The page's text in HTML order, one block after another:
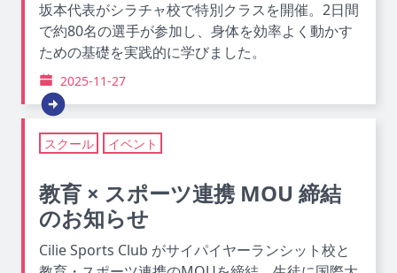
坂本代表がシラチャ校で特別クラスを開催。2日間
で約80名の選手が参加し、身体を効率よく動かす
ための基礎を実践的に学びました。
2025-11-27
スクール イベント
教育 × スポーツ連携 MOU 締結
のお知らせ
Cilie Sports Club がサイパイヤーランシット校と